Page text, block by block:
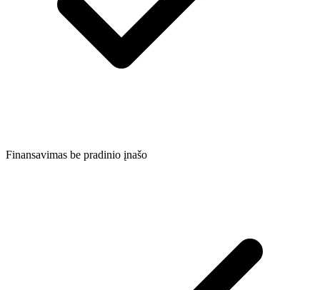
Finansavimas be pradinio įnašo